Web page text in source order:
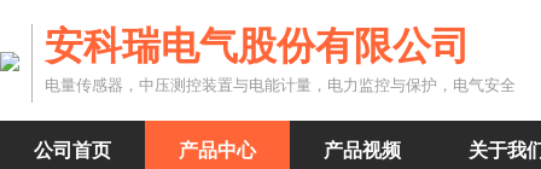
安科瑞电气股份有限公司
电量传感器，中压测控装置与电能计量，电力监控与保护，电气安全
公司首页 产品中心 产品视频 关于我